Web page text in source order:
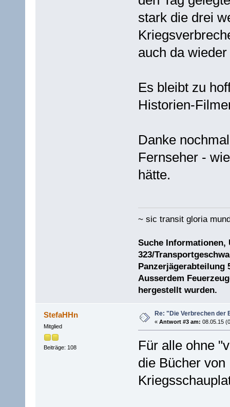
stark die drei
auch da
Es bleibt zu
Historien-
Danke
Fernseher -
hätte.
~ sic transit gloria
Suche Informationen,
323/
Panzerjägerabteilung
Ausserdem
hergestellt wurden.
StefaHHn
Mitglied
Beiträge: 108
Re: "Die Verbrechen der
« Antwort #3 am: 08.05.15
Für alle ohne
die Bücher